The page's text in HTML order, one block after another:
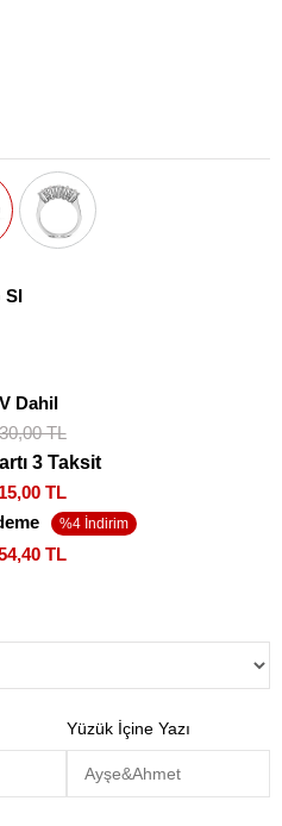
SI
Dahil
TL
3 Taksit
TL
TL
Yüzük İçine Yazı